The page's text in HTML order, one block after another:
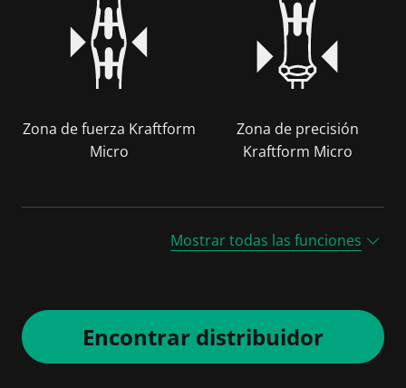
Zona de fuerza Kraftform
Micro
Zona de precisión
Kraftform Micro
Mostrar todas las funciones
Encontrar distribuidor